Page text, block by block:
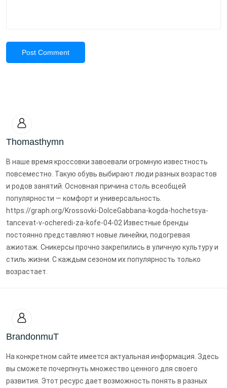
Post Comment
Thomasthymn
В наше время кроссовки завоевали огромную известность
повсеместно. Такую обувь выбирают люди разных возрастов
и родов занятий. Основная причина столь всеобщей
популярности — комфорт и универсальность.
https://graph.org/Krossovki-DolceGabbana-kogda-hochetsya-
tancevat-v-ocheredi-za-kofe-04-02 Известные бренды
постоянно представляют новые линейки, подогревая
ажиотаж. Сникерсы прочно закрепились в уличную культуру и
стиль жизни. С каждым сезоном их популярность только
возрастает.
BrandonmuT
На конкретном сайте имеется актуальная информация. Здесь
вы сможете почерпнуть множество ценного для своего
развития. Этот ресурс дает возможность понять в разных